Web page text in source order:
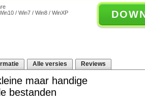
/ Win7 / Win8 / WinXP
Alle versies Reviews
maar handige
bestanden